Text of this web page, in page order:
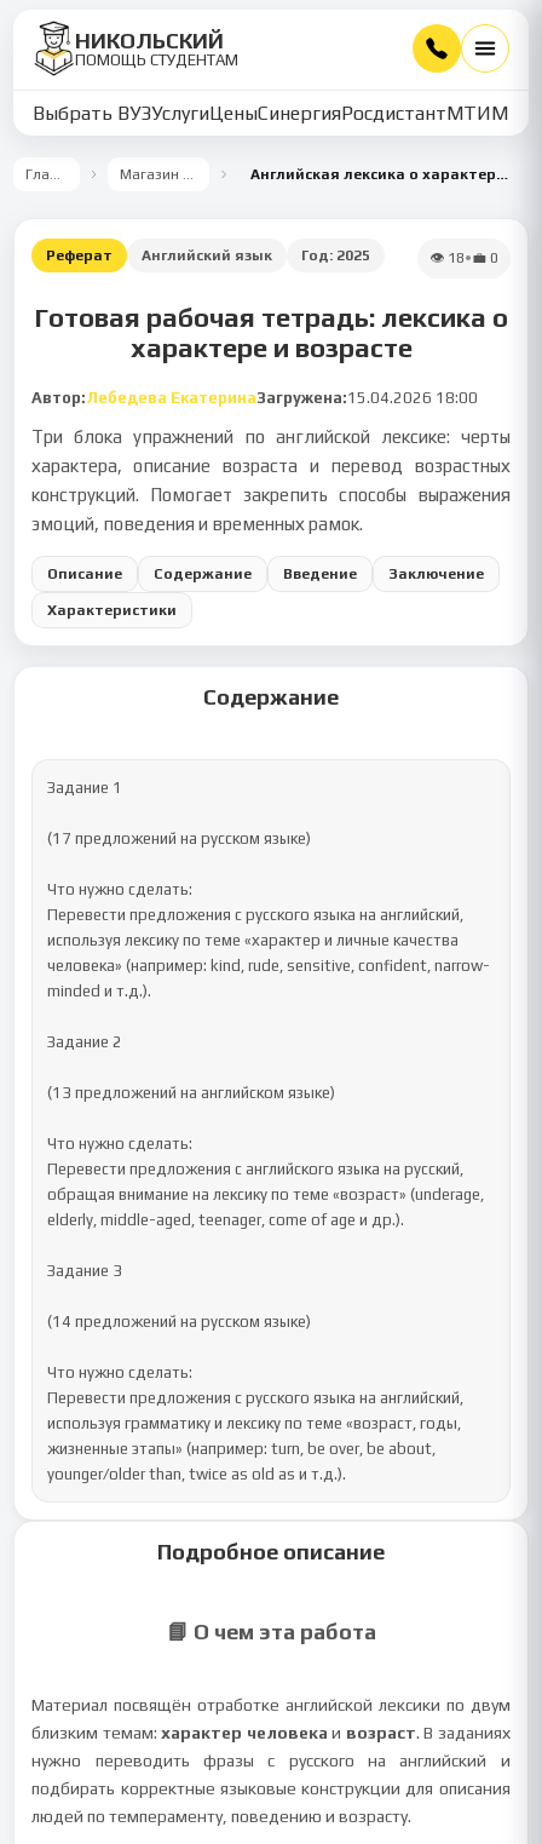
НИКОЛЬСКИЙ
ПОМОЩЬ СТУДЕНТАМ
Выбрать ВУЗУслугиЦеныСинергияРосдистантМТИММУ
Главная Магазин работ Английская лексика о характере и возрасте
Реферат Английский язык Год: 2025 👁 18•💼 0
Готовая рабочая тетрадь: лексика о
характере и возрасте
Автор:Лебедева ЕкатеринаЗагружена:15.04.2026 18:00
Три блока упражнений по английской лексике: черты
характера, описание возраста и перевод возрастных
конструкций. Помогает закрепить способы выражения
эмоций, поведения и временных рамок.
Описание Содержание Введение Заключение
Характеристики
Содержание
Задание 1
(17 предложений на русском языке)
Что нужно сделать:
Перевести предложения с русского языка на английский,
используя лексику по теме «характер и личные качества
человека» (например: kind, rude, sensitive, confident, narrow-
minded и т.д.).
Задание 2
(13 предложений на английском языке)
Что нужно сделать:
Перевести предложения с английского языка на русский,
обращая внимание на лексику по теме «возраст» (underage,
elderly, middle-aged, teenager, come of age и др.).
Задание 3
(14 предложений на русском языке)
Что нужно сделать:
Перевести предложения с русского языка на английский,
используя грамматику и лексику по теме «возраст, годы,
жизненные этапы» (например: turn, be over, be about,
younger/older than, twice as old as и т.д.).
Подробное описание
📘 О чем эта работа
Материал посвящён отработке английской лексики по двум
близким темам:характер человека и возраст. В заданиях
нужно переводить фразы с русского на английский и
подбирать корректные языковые конструкции для описания
людей по темпераменту, поведению и возрасту.